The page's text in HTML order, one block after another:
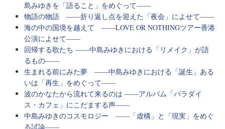
島みゆきを「語ること」をめぐって――
物語の物語 ――折り返し点を迎えた「夜会」によせて――
海の中の国境を越えて ――LOVE OR NOTHINGツアー香港
公演によせて――
回帰する歌たち ――中島みゆきにおける「リメイク」が語
るもの――
生まれる前にみた夢 ――中島みゆきにおける「誕生」ある
いは「再生」をめぐって――
波のかなたから流れて来るのは ――アルバム「パラダイ
ス・カフェ」にこだまする声――
中島みゆきのコスモロジー ――「虚構」と「現実」をめぐ
る試論――